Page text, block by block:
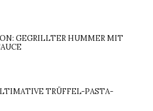
GEGRILLTER HUMMER MIT
TRÜFFEL-PASTA-